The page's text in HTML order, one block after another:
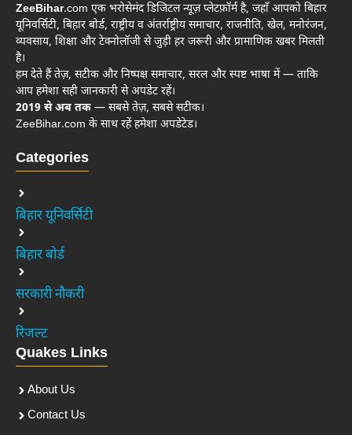
ZeeBihar.com एक भरोसेमंद डिजिटल न्यूज़ प्लेटफ़ॉर्म है, जहाँ आपको बिहार
यूनिवर्सिटी, बिहार बोर्ड, राष्ट्रीय व अंतर्राष्ट्रीय समाचार, राजनीति, खेल, मनोरंजन,
व्यवसाय, शिक्षा और टेक्नोलॉजी से जुड़ी हर जरूरी और प्रामाणिक खबर मिलती
है।
हम देते हैं तेज़, सटीक और निष्पक्ष समाचार, सरल और स्पष्ट भाषा में — ताकि
आप हमेशा सही जानकारी से अपडेट रहें।
2019 से अब तक — सबसे तेज़, सबसे सटीक।
ZeeBihar.com के साथ रहें हमेशा अपडेटेड।
Categories
बिहार यूनिवर्सिटी
बिहार बोर्ड
सरकारी नौकरी
रिजल्ट
Quakes Links
About Us
Contact Us